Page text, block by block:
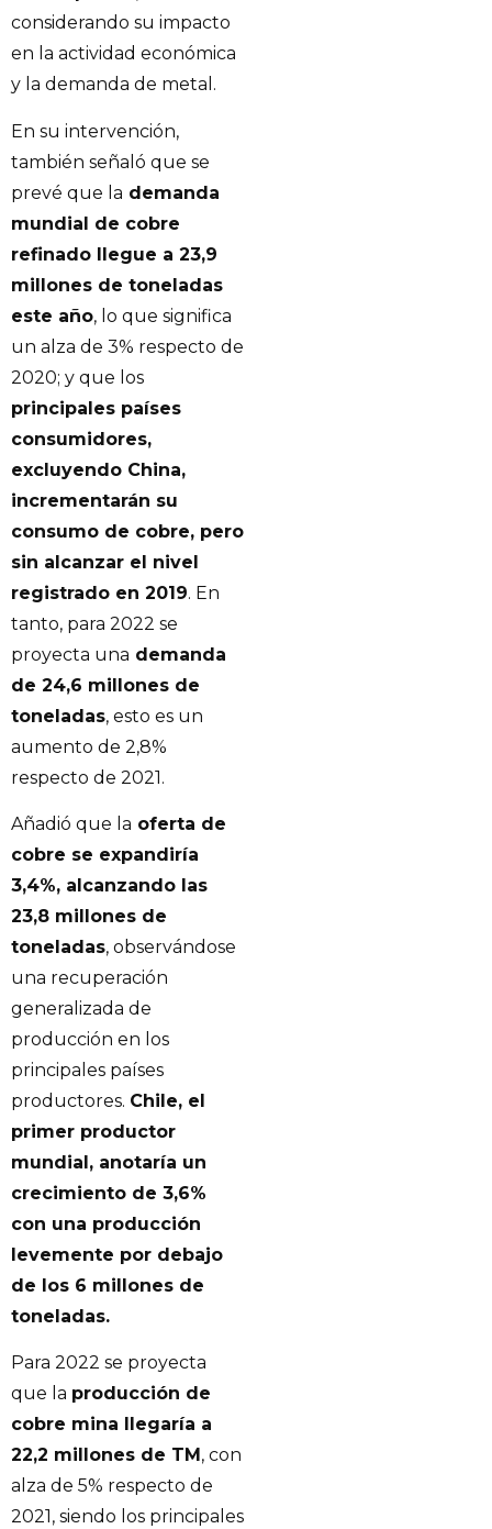
considerando su impacto
en la actividad económica
y la demanda de metal.
En su intervención,
también señaló que se
prevé que la demanda
mundial de cobre
refinado llegue a 23,9
millones de toneladas
este año, lo que significa
un alza de 3% respecto de
2020; y que los
principales países
consumidores,
excluyendo China,
incrementarán su
consumo de cobre, pero
sin alcanzar el nivel
registrado en 2019. En
tanto, para 2022 se
proyecta una demanda
de 24,6 millones de
toneladas, esto es un
aumento de 2,8%
respecto de 2021.
Añadió que la oferta de
cobre se expandiría
3,4%, alcanzando las
23,8 millones de
toneladas, observándose
una recuperación
generalizada de
producción en los
principales países
productores. Chile, el
primer productor
mundial, anotaría un
crecimiento de 3,6%
con una producción
levemente por debajo
de los 6 millones de
toneladas.
Para 2022 se proyecta
que la producción de
cobre mina llegaría a
22,2 millones de TM , con
alza de 5% respecto de
2021, siendo los principales